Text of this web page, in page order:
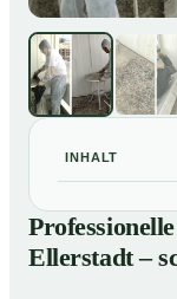
INHALT
01
schnell,
Warum
Ellerstadt –